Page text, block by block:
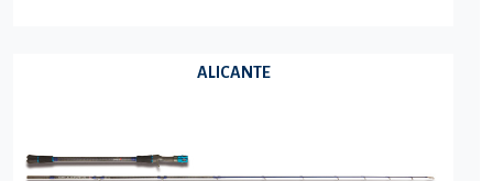
ALICANTE